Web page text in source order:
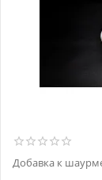
Добавка к